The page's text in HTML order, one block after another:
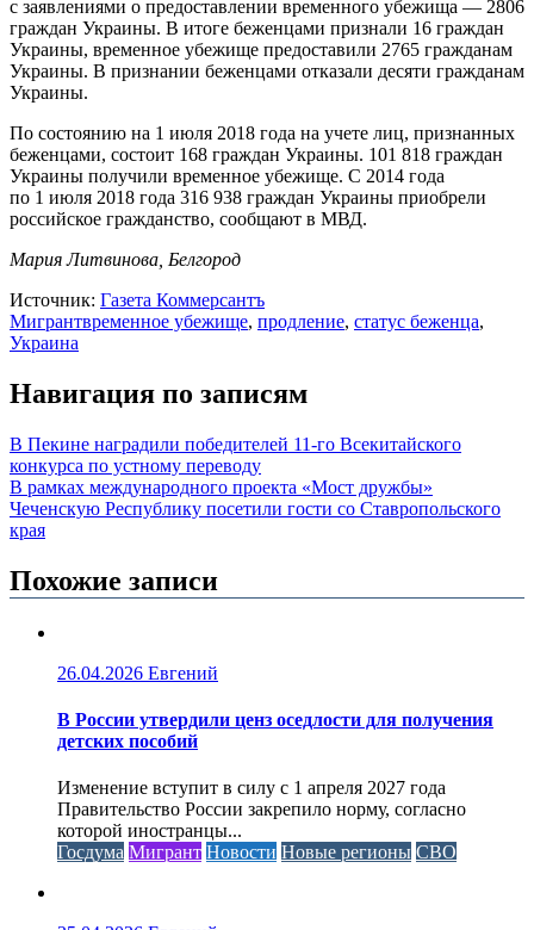
с заявлениями о предоставлении временного убежища — 2806
граждан Украины. В итоге беженцами признали 16 граждан
Украины, временное убежище предоставили 2765 гражданам
Украины. В признании беженцами отказали десяти гражданам
Украины.
По состоянию на 1 июля 2018 года на учете лиц, признанных
беженцами, состоит 168 граждан Украины. 101 818 граждан
Украины получили временное убежище. С 2014 года
по 1 июля 2018 года 316 938 граждан Украины приобрели
российское гражданство, сообщают в МВД.
Мария Литвинова, Белгород
Источник: Газета Коммерсантъ
Мигрантвременное убежище, продление, статус беженца,
Украина
Навигация по записям
В Пекине наградили победителей 11-го Всекитайского
конкурса по устному переводу
В рамках международного проекта «Мост дружбы»
Чеченскую Республику посетили гости со Ставропольского
края
Похожие записи
26.04.2026 Евгений
В России утвердили ценз оседлости для получения
детских пособий
Изменение вступит в силу с 1 апреля 2027 года
Правительство России закрепило норму, согласно
которой иностранцы...
Госдума Мигрант Новости Новые регионы СВО